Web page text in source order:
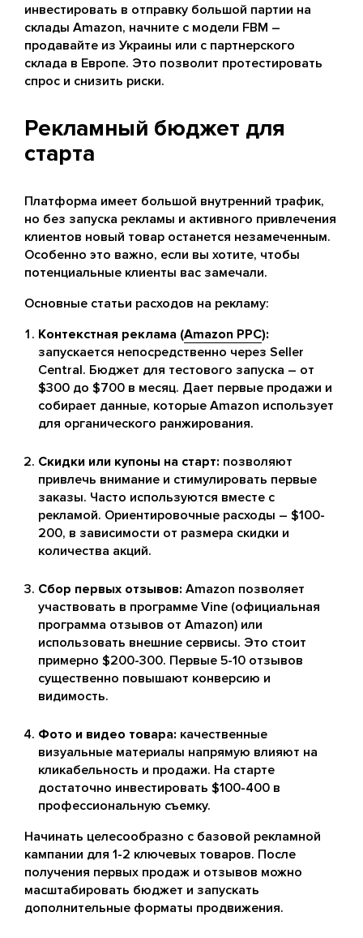
инвестировать в отправку большой партии на
склады Amazon, начните с модели FBM –
продавайте из Украины или с партнерского
склада в Европе. Это позволит протестировать
спрос и снизить риски.
Рекламный бюджет для
старта
Платформа имеет большой внутренний трафик,
но без запуска рекламы и активного привлечения
клиентов новый товар останется незамеченным.
Особенно это важно, если вы хотите, чтобы
потенциальные клиенты вас замечали.
Основные статьи расходов на рекламу:
Контекстная реклама (Amazon PPC):
запускается непосредственно через Seller
Central. Бюджет для тестового запуска – от
$300 до $700 в месяц. Дает первые продажи и
собирает данные, которые Amazon использует
для органического ранжирования.
Скидки или купоны на старт: позволяют
привлечь внимание и стимулировать первые
заказы. Часто используются вместе с
рекламой. Ориентировочные расходы – $100-
200, в зависимости от размера скидки и
количества акций.
Сбор первых отзывов: Amazon позволяет
участвовать в программе Vine (официальная
программа отзывов от Amazon) или
использовать внешние сервисы. Это стоит
примерно $200-300. Первые 5-10 отзывов
существенно повышают конверсию и
видимость.
Фото и видео товара: качественные
визуальные материалы напрямую влияют на
кликабельность и продажи. На старте
достаточно инвестировать $100-400 в
профессиональную съемку.
Начинать целесообразно с базовой рекламной
кампании для 1-2 ключевых товаров. После
получения первых продаж и отзывов можно
масштабировать бюджет и запускать
дополнительные форматы продвижения.